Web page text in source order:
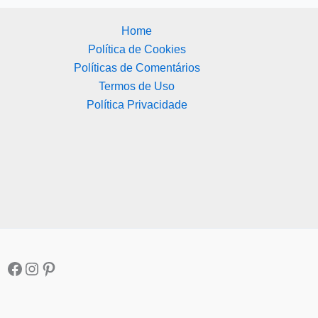
Home
Política de Cookies
Políticas de Comentários
Termos de Uso
Política Privacidade